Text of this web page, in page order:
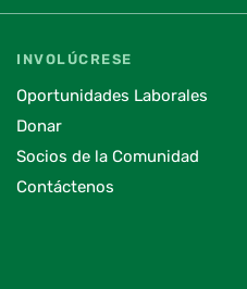
INVOLÚCRESE
Oportunidades Laborales
Donar
Socios de la Comunidad
Contáctenos